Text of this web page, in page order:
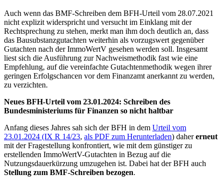
Auch wenn das BMF-Schreiben dem BFH-Urteil vom 28.07.2021
nicht explizit widerspricht und versucht im Einklang mit der
Rechtsprechung zu stehen, merkt man ihm doch deutlich an, dass
das Bausubstanzgutachten weiterhin als vorzugswert gegenüber
Gutachten nach der ImmoWertV gesehen werden soll. Insgesamt
liest sich die Ausführung zur Nachweismethodik fast wie eine
Empfehlung, auf die vereinfachte Gutachtenmethodik wegen ihrer
geringen Erfolgschancen vor dem Finanzamt anerkannt zu werden,
zu verzichten.
Neues BFH-Urteil vom 23.01.2024: Schreiben des
Bundesministeriums für Finanzen so nicht haltbar
Anfang dieses Jahres sah sich der BFH in dem Urteil vom
23.01.2024 (IX R 14/23, als PDF zum Herunterladen) dahererneut
mit der Fragestellung konfrontiert, wie mit dem günstiger zu
erstellenden ImmoWertV-Gutachten in Bezug auf die
Nutzungsdauerkürzung umzugehen ist. Dabei hat der BFH auch
Stellung zum BMF-Schreiben bezogen.